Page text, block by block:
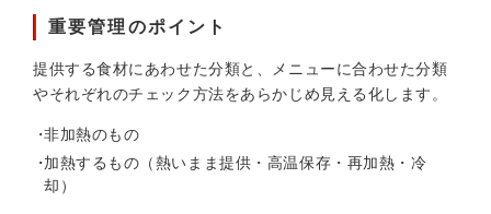
重要管理のポイント
提供する食材にあわせた分類と、メニューに合わせた分類
やそれぞれのチェック方法をあらかじめ見える化します。
非加熱のもの
加熱するもの（熱いまま提供・高温保存・再加熱・冷
却）